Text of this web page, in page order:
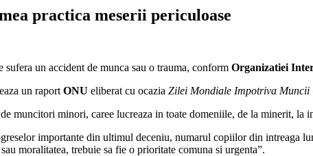
practica meserii periculoase
un accident de munca sau o trauma, conform Organizatiei
un raport ONU eliberat cu ocazia Zilei Mondiale Impotriva Muncii
muncitori minori, caree lucreaza in toate domeniile, de la minerit, la
importante din ultimul deceniu, numarul copiilor din intreaga
moralitatea, trebuie sa fie o prioritate comuna si urgenta”.